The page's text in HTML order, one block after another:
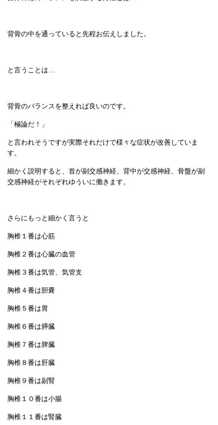
背骨の中を通っていると先程お伝えしました。
と言うことは…
背骨のバランスを整えれば良いのです。
「極論だ！」
と言われそうですが実際それだけで様々な症状が改善していま
す。
細かく説明すると、首が副交感神経、背中が交感神経、骨盤が副
交感神経がそれぞれゆういに働きます。
さらにもっと細かく言うと
胸椎１番は心筋
胸椎２番は心臓の血管
胸椎３番は気管、気管支
胸椎４番は胆嚢
胸椎５番は胃
胸椎６番は膵臓
胸椎７番は脾臓
胸椎８番は肝臓
胸椎９番は副腎
胸椎１０番は小腸
胸椎１１番は腎臓